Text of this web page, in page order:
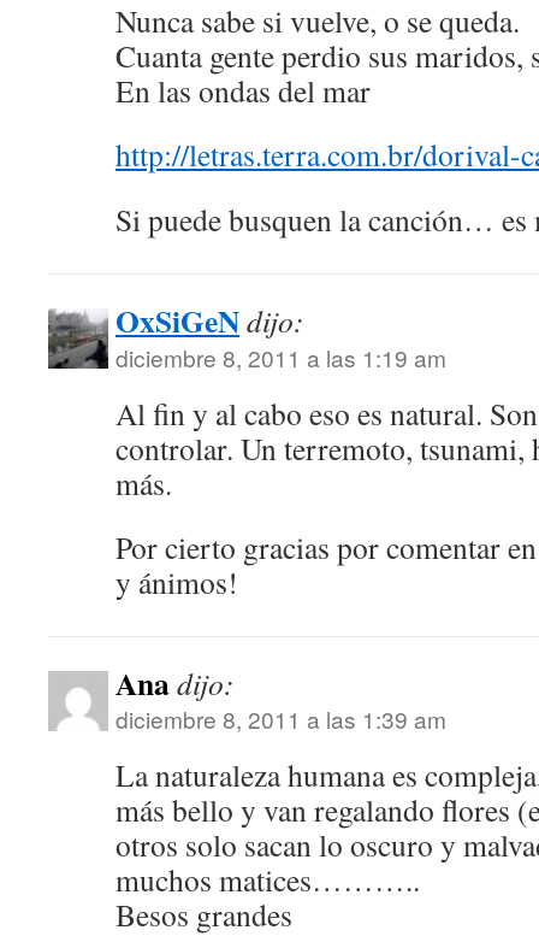
Nunca sabe si vuelve, o se queda.
Cuanta gente perdio sus maridos,
En las ondas del mar
http://letras.terra.com.br/dorival-
Si puede busquen la canción…
OxSiGeNdijo:
diciembre 8, 2011 a las 1:19 am
Al fin y al cabo eso es natural.
controlar. Un terremoto, tsunami,
más.
Por cierto gracias por comentar
y ánimos!
Anadijo:
diciembre 8, 2011 a las 1:39 am
La naturaleza humana es
más bello y van regalando flores
otros solo sacan lo oscuro y
muchos matices………..
Besos grandes